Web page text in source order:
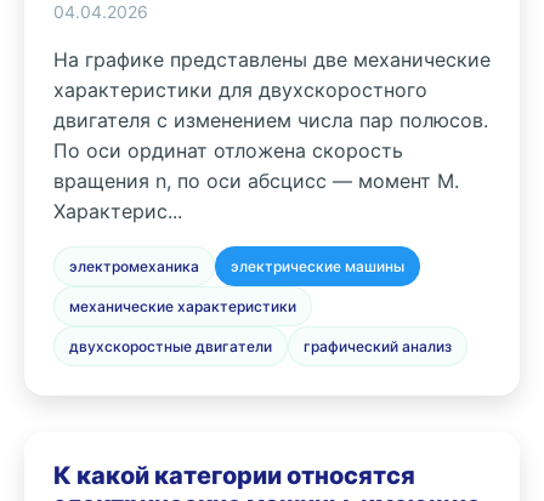
04.04.2026
На графике представлены две механические
характеристики для двухскоростного
двигателя с изменением числа пар полюсов.
По оси ординат отложена скорость
вращения n, по оси абсцисс — момент M.
Характерис...
электромеханика электрические машины
механические характеристики
двухскоростные двигатели графический анализ
К какой категории относятся